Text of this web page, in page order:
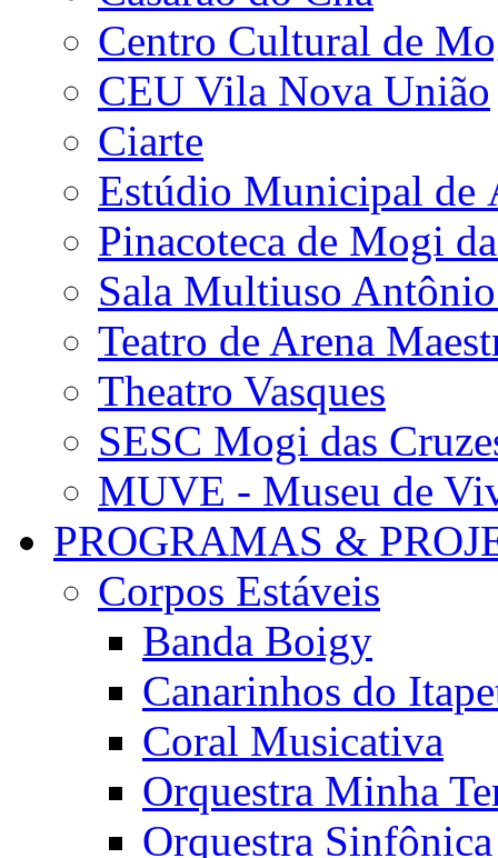
Centro Cultural de
CEU Vila Nova União
Ciarte
Estúdio Municipal de
Pinacoteca de Mogi
Sala Multiuso
Teatro de Arena
Theatro Vasques
SESC Mogi das
MUVE - Museu de
PROGRAMAS &
Corpos Estáveis
Banda Boigy
Canarinhos do
Coral Musicativa
Orquestra Minha
Orquestra